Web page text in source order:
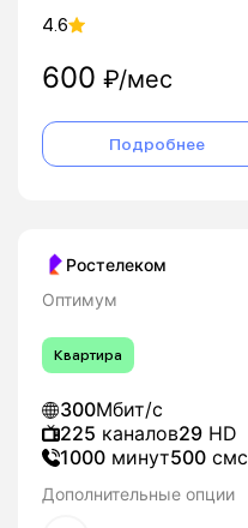
4.6
600 ₽/мес
Подробнее
Ростелеком
Оптимум
Квартира
300Мбит/с
225 каналов29 HD
1000 минут500 смс
Дополнительные опции